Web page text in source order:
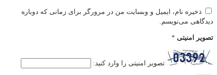
ذخیره نام، ایمیل و وبسایت من در مرورگر برای زمانی که دوباره
دیدگاهی می‌نویسم.
تصویر امنیتی *
تصویر امنیتی را وارد کنید: